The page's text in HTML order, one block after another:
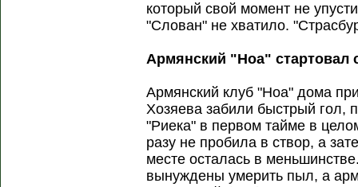
который свой момент не
"Слован" не хватило.
Армянский "Ноа" стартовал
Армянский клуб "Ноа" дома
Хозяева забили быстрый гол,
"Риека" в первом тайме в
разу не пробила в створ, а
месте осталась в
вынуждены умерить пыл, а